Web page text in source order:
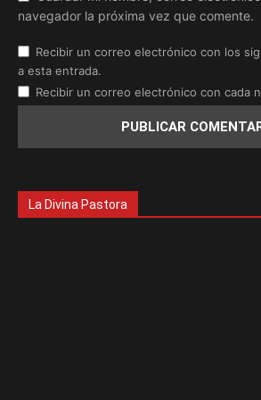
navegador la próxima vez que comente.
Recibir un correo electrónico con los
a esta entrada.
Recibir un correo electrónico con cada
La Divina Pastora